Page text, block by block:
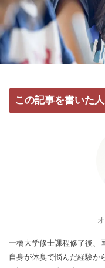
この記事を書いた人
一橋大学修士課程修了後、
自身が体臭で悩んだ経験か